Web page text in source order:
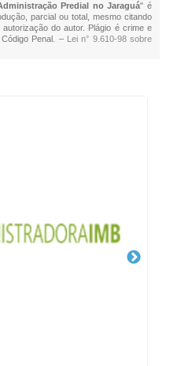
Predial no Jaraguá" é
parcial ou total, mesmo citando
do autor. Plágio é crime e
Penal. – Lei n° 9.610-98 sobre